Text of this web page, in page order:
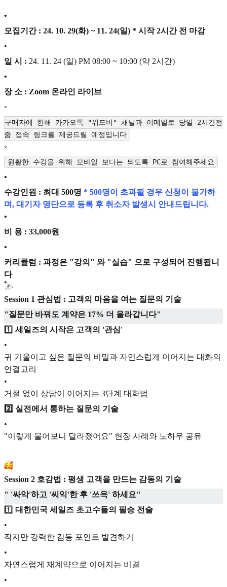
•
모집기간 : 24. 10. 29(화) ~ 11. 24(일) * 시작 2시간 전 마감
•
일 시 : 24. 11. 24 (일) PM 08:00 ~ 10:00 (약 2시간)
•
장 소 : Zoom 온라인 라이브
◦
구매자에 한해 카카오톡 "위드비" 채널과 이메일로 당일 2시간전
줌 접속 링크를 제공드릴 예정입니다
◦
원활한 수강을 위해 모바일 보다는 되도록 PC로 참여해주세요
•
수강인원 : 최대 500명 * 500명이 초과될 경우 신청이 불가하
며, 대기자 명단으로 등록 후 취소자 발생시 안내드립니다.
•
비 용 : 33,000원
•
커리큘럼 : 과정은 "강의" 와 "실습" 으로 구성되어 진행됩니
다
Session 1 관심법 : 고객의 마음을 여는 질문의 기술
"질문만 바꿔도 계약은 17% 더 올라갑니다"
1️⃣ 세일즈의 시작은 고객의 '관심'
•
귀 기울이고 싶은 질문의 비밀과 자연스럽게 이어지는 대화의
연결고리
•
거절 없이 상담이 이어지는 3단계 대화법
2️⃣ 실전에서 통하는 질문의 기술
•
"이렇게 물어보니 달라졌어요" 현장 사례와 노하우 공유
Session 2 호감법 : 평생 고객을 만드는 감동의 기술
" '싸악'하고 '씨익'한 후 '쓰윽' 하세요"
1️⃣ 대한민국 세일즈 초고수들의 필승 전술
•
작지만 강력한 감동 포인트 발견하기
•
자연스럽게 재계약으로 이어지는 비결
•